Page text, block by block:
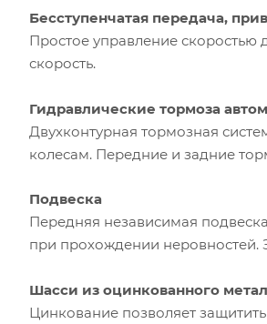
Бесступенчатая передача,
Простое управление скоростью
скорость.
Гидравлические тормоза
Двухконтурная тормозная
колесам. Передние и задние
Подвеска
Передняя независимая
при прохождении неровностей.
Шасси из оцинкованного
Цинкование позволяет